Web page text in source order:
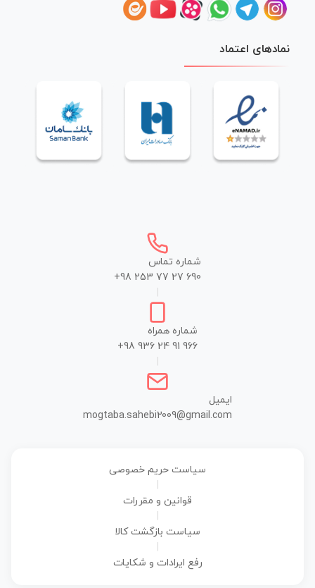
نمادهای اعتماد
شماره تماس
+98 253 77 27 690
شماره همراه
+98 936 24 91 966
ایمیل
mogtaba.sahebi2009@gmail.com
سیاست حریم خصوصی
قوانین و مقررات
سیاست بازگشت کالا
رفع ایرادات و شکایات